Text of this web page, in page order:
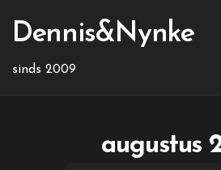
naar
inhoud
Dennis&Nynke
sinds 2009
augustus